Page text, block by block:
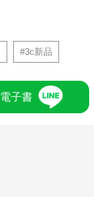
#3c新品
子書